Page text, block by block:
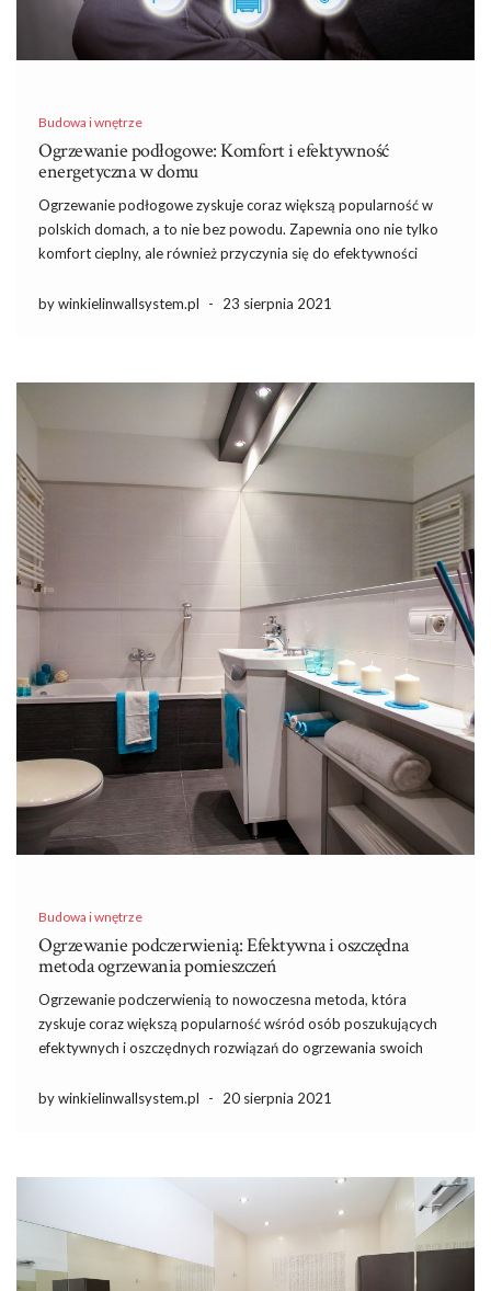
Budowa i wnętrze
Ogrzewanie podłogowe: Komfort i efektywność
energetyczna w domu
Ogrzewanie podłogowe zyskuje coraz większą popularność w
polskich domach, a to nie bez powodu. Zapewnia ono nie tylko
komfort cieplny, ale również przyczynia się do efektywności
energii. Równomierne rozprowadzanie ciepła sprawia, że
by winkielinwallsystem.pl - 23 sierpnia 2021
Budowa i wnętrze
Ogrzewanie podczerwienią: Efektywna i oszczędna
metoda ogrzewania pomieszczeń
Ogrzewanie podczerwienią to nowoczesna metoda, która
zyskuje coraz większą popularność wśród osób poszukujących
efektywnych i oszczędnych rozwiązań do ogrzewania swoich
ten system szybko i skutecznie ogrzewa nie tylko powietrze, ale
by winkielinwallsystem.pl - 20 sierpnia 2021